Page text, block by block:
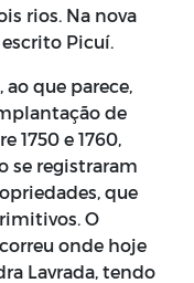
rios. Na nova
Picuí.
que parece,
de
1750 e 1760,
se registraram
que
O
onde hoje
Lavrada, tendo